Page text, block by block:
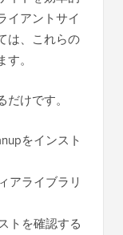
イアントサイ
は、これらの
。
けです。
をインスト
アライブラリ
トを確認する